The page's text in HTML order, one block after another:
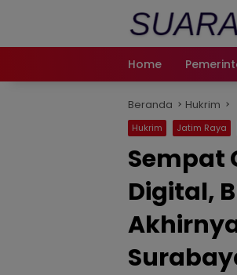
Home
Beranda Hukrim
Hukrim Jatim Raya
Sempat
Digital,